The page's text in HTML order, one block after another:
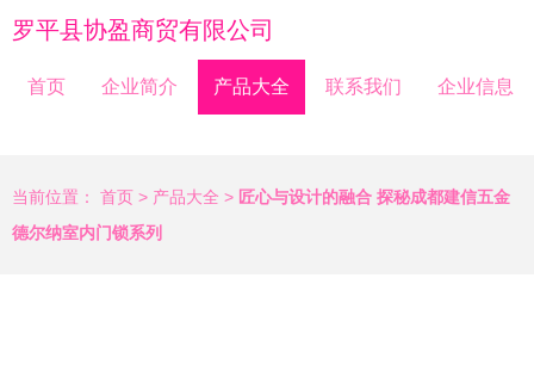
罗平县协盈商贸有限公司
首页 企业简介 产品大全 联系我们 企业信息
当前位置： 首页 > 产品大全 > 匠心与设计的融合 探秘成都建信五金
德尔纳室内门锁系列